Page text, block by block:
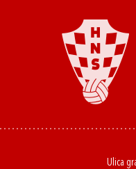
Ulica